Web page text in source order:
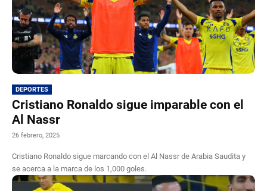
DEPORTES
Cristiano Ronaldo sigue imparable con el
Al Nassr
26 febrero, 2025
Cristiano Ronaldo sigue marcando con el Al Nassr de Arabia Saudita y
se acerca a la marca de los 1,000 goles.